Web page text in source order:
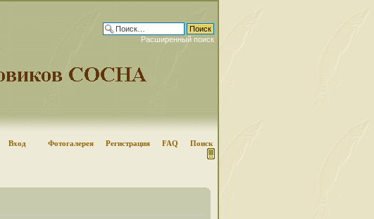
Расширенный поиск
Вход Фотогалерея Регистрация FAQ Поиск